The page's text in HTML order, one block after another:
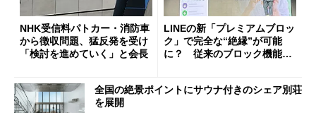
NHK受信料パトカー・消防車
から徴収問題、猛反発を受け
「検討を進めていく」と会長
LINEの新「プレミアムブロッ
ク」で完全な“絶縁”が可能
に？ 従来のブロック機能と
全国の絶景ポイントにサウナ付きのシェア別荘
を展開